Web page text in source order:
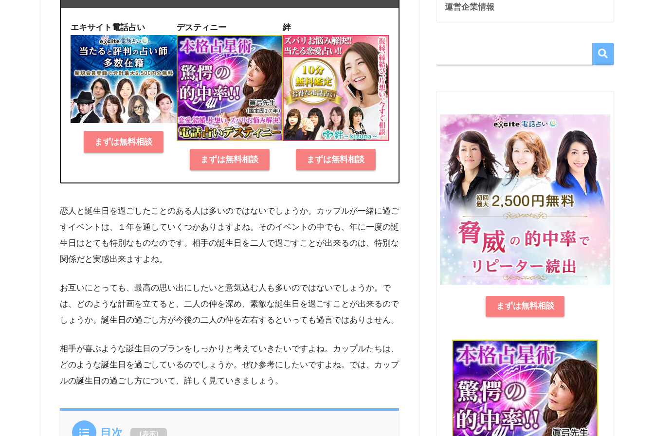
エキサイト電話占い
まずは無料相談
デスティニー
まずは無料相談
絆
まずは無料相談
恋人と誕生日を過ごしたことのある人は多いのではないでしょうか。カップルが一緒に過ご
すイベントは、１年を通していくつかありますよね。そのイベントの中でも、年に一度の誕
生日はとても特別なものなのです。相手の誕生日を二人で過ごすことが出来るのは、特別な
関係だと実感出来ますよね。
お互いにとっても、最高の思い出にしたいと意気込む人も多いのではないでしょうか。で
は、どのような計画を立てると、二人の仲を深め、素敵な誕生日を過ごすことが出来るので
しょうか。誕生日の過ごし方が今後の二人の仲を左右するといっても過言ではありません。
相手が喜ぶような誕生日のプランをしっかりと考えていきたいですよね。カップルたちは、
どのような誕生日を過ごしているのでしょうか。ぜひ参考にしたいですよね。では、カップ
ルの誕生日の過ごし方について、詳しく見ていきましょう。
目次 [表示]
運営企業情報
まずは無料相談